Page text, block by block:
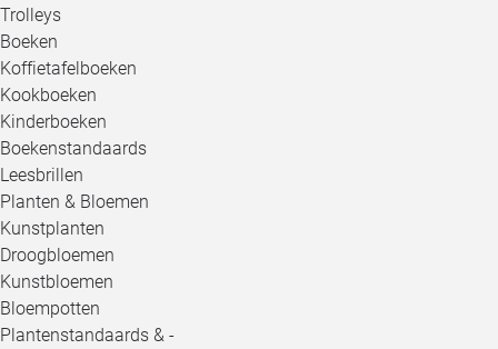
Trolleys
Boeken
Koffietafelboeken
Kookboeken
Kinderboeken
Boekenstandaards
Leesbrillen
Planten & Bloemen
Kunstplanten
Droogbloemen
Kunstbloemen
Bloempotten
Plantenstandaards & -